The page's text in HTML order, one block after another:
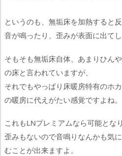
というのも、無垢床を加熱すると
音が鳴ったり、歪みが表面に出て
そもそも無垢床自体、あまりひん
の床と言われていますが、
それでもやっぱり床暖房特有のホ
の暖房に代えがたい感覚ですよね。
これもLNプレミアムなら可能となり
歪みもないので音鳴りなんかも気
むことが出来ますよ。